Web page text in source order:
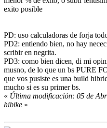
exito posible
PD: uso calculadoras de forja
PD2: entiendo bien, no hay
scribir en negrita.
PD3: como bien dicen, di mi
musno, de lo que un bs PURE
que vos pusiste es una build
mucho si es su primer bs.
« Última modificación: 05 de
hibike »